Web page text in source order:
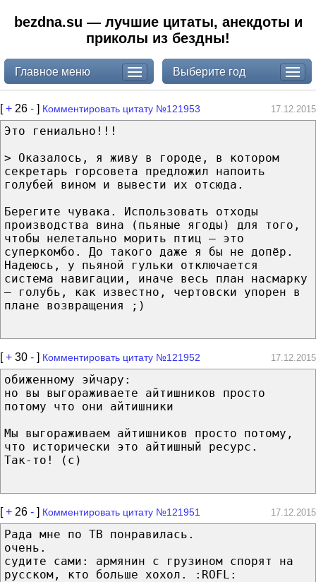
bezdna.su — лучшие цитаты, анекдоты и
приколы из бездны!
Главное меню Выберите год
[+ 26 - ] Комментировать цитату №121953 17.12.2015
Это гениально!!!
> Оказалось, я живу в городе, в котором
секретарь горсовета предложил напоить
голубей вином и вывести их отсюда.
Берегите чувака. Использовать отходы
производства вина (пьяные ягоды) для того,
чтобы нелетально морить птиц — это
суперкомбо. До такого даже я бы не допёр.
Надеюсь, у пьяной гульки отключается
система навигации, иначе весь план насмарку
— голубь, как известно, чертовски упорен в
плане возвращения ;)
[+ 30 - ] Комментировать цитату №121952 17.12.2015
обиженному эйчару:
но вы выгораживаете айтишников просто
потому что они айтишники
Мы выгораживаем айтишников просто потому,
что исторически это айтишный ресурс.
Так-то! (с)
[+ 26 - ] Комментировать цитату №121951 17.12.2015
Рада мне по ТВ понравилась.
очень.
судите сами: армянин с грузином спорят на
русском, кто больше хохол. :ROFL: